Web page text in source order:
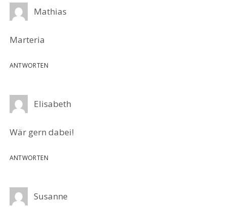
Mathias
Marteria
ANTWORTEN
Elisabeth
Wär gern dabei!
ANTWORTEN
Susanne